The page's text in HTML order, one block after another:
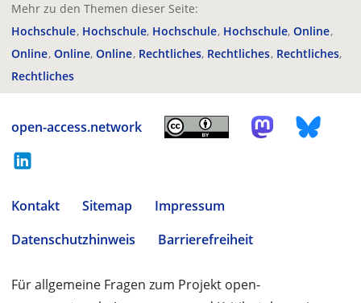
Mehr zu den Themen dieser Seite:
Hochschule Hochschule Hochschule Hochschule Online
Online Online Online Rechtliches Rechtliches Rechtliches
Rechtliches
open-access.network
Kontakt Sitemap
Impressum
Datenschutzhinweis
Barrierefreiheit
Für allgemeine Fragen zum Projekt open-